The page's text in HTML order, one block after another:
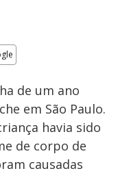
de um ano
em São Paulo.
havia sido
de corpo de
causadas